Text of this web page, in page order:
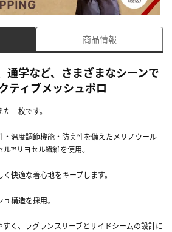
商品情報
通学など、さまざまなシーンで
ティブメッシュポロ
一枚です。
温度調節機能・防臭性を備えたメリノウール
™リヨセル繊維を使用。
快適な着心地をキープします。
構造を採用。
く、ラグランスリーブとサイドシームの設計に